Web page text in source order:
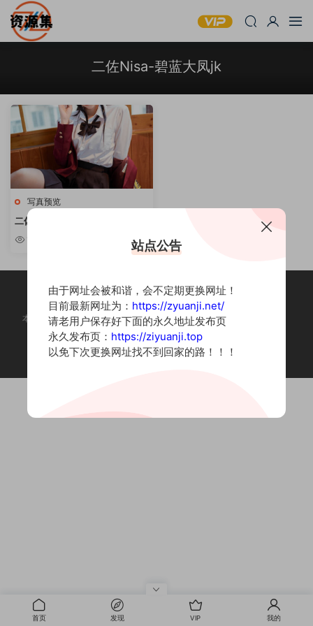
二佐Nisa-碧蓝大凤jk
写真预览
二佐Nisa -《碧蓝大凤jk》
本站为摄影写真图片网站，内容来自网络收集整理，仅作个人学习使用。
如有违法内容请联系删除
Copyright © 2022 资源集
首页 发现 VIP 我的
站点公告
由于网址会被和谐，会不定期更换网址！
目前最新网址为： https://zyuanji.net/
请老用户保存好下面的永久地址发布页
永久发布页： https://ziyuanji.top
以免下次更换网址找不到回家的路！！！